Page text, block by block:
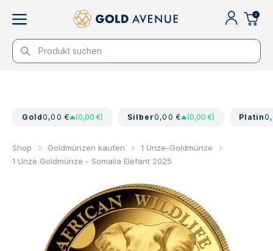
0
Gold0,00 € (0,00 €) Silber0,00 € (0,00 €) Platin
Shop Goldmünzen kaufen
1 Unze-Goldmünze
1 Unze Goldmünze - Somalia Elefant 2025